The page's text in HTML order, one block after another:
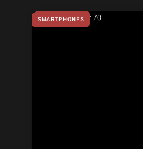
SMARTPHONES